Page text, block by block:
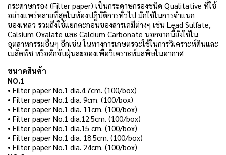
กระดาษกรอง (Filter paper) เป็นกระดาษกรองชนิด Qualitative ที่ใช้
อย่างแพร่หลายที่สุดในห้องปฏิบัติการทั่วไป มักใช้ในการจำแนก
ของเหลว รวมถึงใช้แยกตะกอนของสารเคมีต่างๆ เช่น Lead Sulfate,
Calsium Oxalate และ Calcium Carbonate นอกจากนี้ยังใช้ใน
อุตสาหกรรมอื่นๆ อีกเช่น ในทางการเกษตรจะใช้ในการวิเคราะห์ดินและ
เมล็ดพืช หรือดักจับฝุ่นละอองเพื่อวิเคราะห์มลพิษในอากาศ
ขนาดสินค้า
NO.1
• Filter paper No.1 dia.4.7cm. (100/box)
• Filter paper No.1 dia. 9cm. (100/box)
• Filter paper No.1 dia. 11cm. (100/box)
• Filter paper No.1 dia.12.5cm. (100/box)
• Filter paper No.1 dia.15 cm. (100/box)
• Filter paper No.1 dia. 18.5cm. (100/box)
• Filter paper No.1 dia. 24cm. (100/box)